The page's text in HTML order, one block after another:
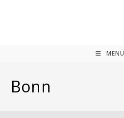
MENÜ
Bonn